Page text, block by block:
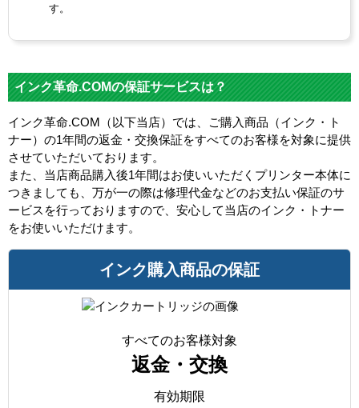
す。
インク革命.COMの保証サービスは？
インク革命.COM（以下当店）では、ご購入商品（インク・ト
ナー）の1年間の返金・交換保証をすべてのお客様を対象に提供
させていただいております。
また、当店商品購入後1年間はお使いいただくプリンター本体に
つきましても、万が一の際は修理代金などのお支払い保証のサ
ービスを行っておりますので、安心して当店のインク・トナー
をお使いいただけます。
インク購入商品の保証
すべてのお客様対象
返金・交換
有効期限